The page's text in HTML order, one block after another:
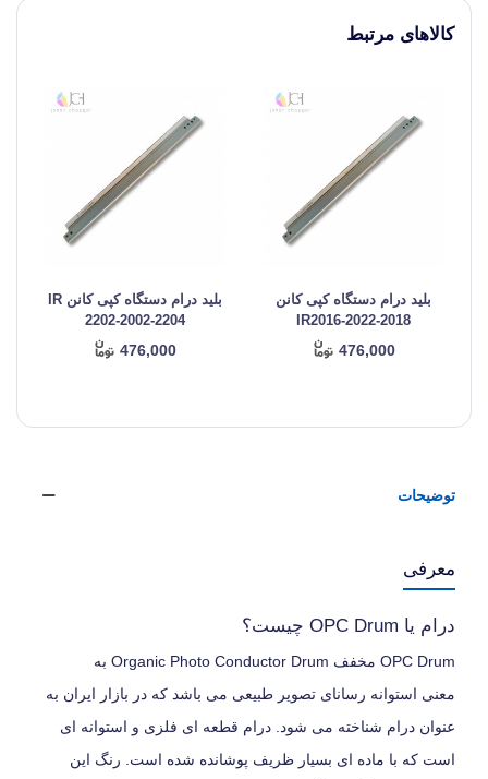
کالاهای مرتبط
بلید درام دستگاه کپی کانن
IR2016-2022-2018
476,000
بلید درام دستگاه کپی کانن IR
2202-2002-2204
476,000
توضیحات
معرفی
درام یا OPC Drum چیست؟
OPC Drum مخفف Organic Photo Conductor Drum به
معنی استوانه رسانای تصویر طبیعی می باشد که در بازار ایران به
عنوان درام شناخته می شود. درام قطعه ای فلزی و استوانه ای
است که با ماده ای بسیار ظریف پوشانده شده است. رنگ این